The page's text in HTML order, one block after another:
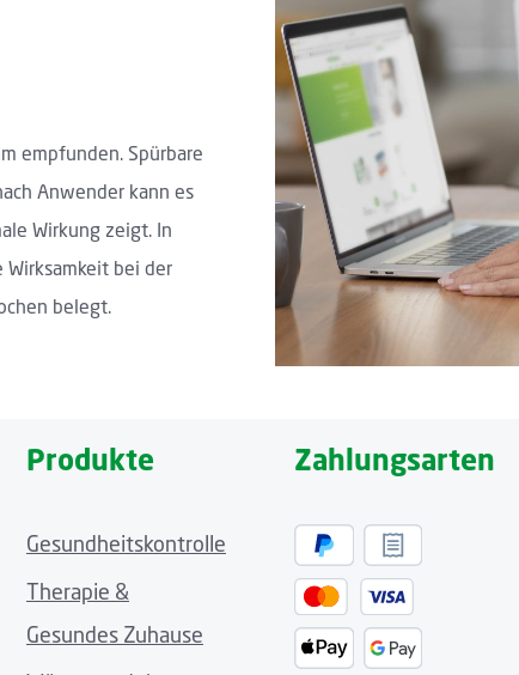
empfunden. Spürbare
Anwender kann es
Wirkung zeigt. In
bei der
belegt.
Produkte
Gesundheitskontrolle
Therapie &
Gesundes Zuhause
Zahlungsarten